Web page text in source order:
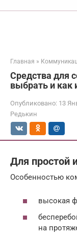
Главная »
Средства для
выбрать и как
Опубликовано: 13
Редькин
Для простой
Особенностью
высокая
на